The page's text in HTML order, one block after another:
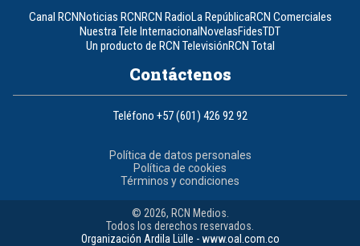
Canal RCNNoticias RCNRCN RadioLa RepúblicaRCN Comerciales
Nuestra Tele InternacionalNovelasFidesTDT
Un producto de RCN TelevisiónRCN Total
Contáctenos
Teléfono +57 (601) 426 92 92
Política de datos personales
Política de cookies
Términos y condiciones
© 2026, RCN Medios.
Todos los derechos reservados.
Organización Ardila Lülle - www.oal.com.co